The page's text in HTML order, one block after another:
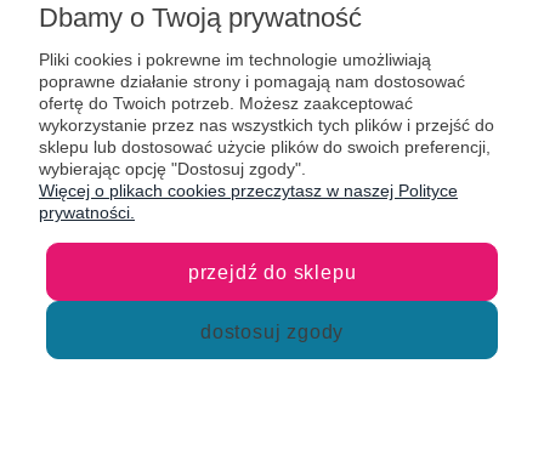
MOJE KONTO
KONTAKT
Dbamy o Twoją prywatność
Pliki cookies i pokrewne im technologie umożliwiają
poprawne działanie strony i pomagają nam dostosować
ofertę do Twoich potrzeb. Możesz zaakceptować
wykorzystanie przez nas wszystkich tych plików i przejść do
sklepu lub dostosować użycie plików do swoich preferencji,
wybierając opcję "Dostosuj zgody".
Więcej o plikach cookies przeczytasz w naszej Polityce
prywatności.
przejdź do sklepu
dostosuj zgody